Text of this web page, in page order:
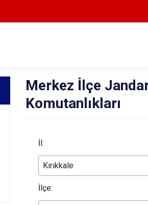
Merkez İlçe
Komutanlıkları
İl:
Kırıkkale
İlçe: